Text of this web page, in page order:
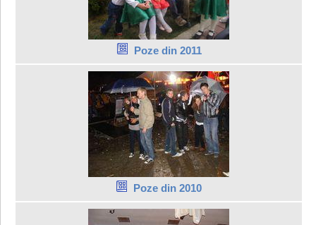
Poze din 2011
Poze din 2010